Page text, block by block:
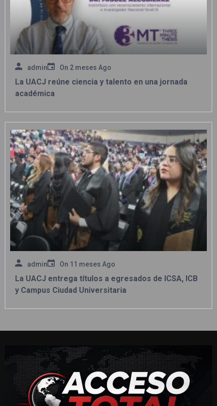
admin On 2 meses Ago
La UACJ reúne ciencia y talento en una jornada
académica
admin On 11 meses Ago
La UACJ entrega títulos a egresados de ICSA, ICB
y Campus Ciudad Universitaria